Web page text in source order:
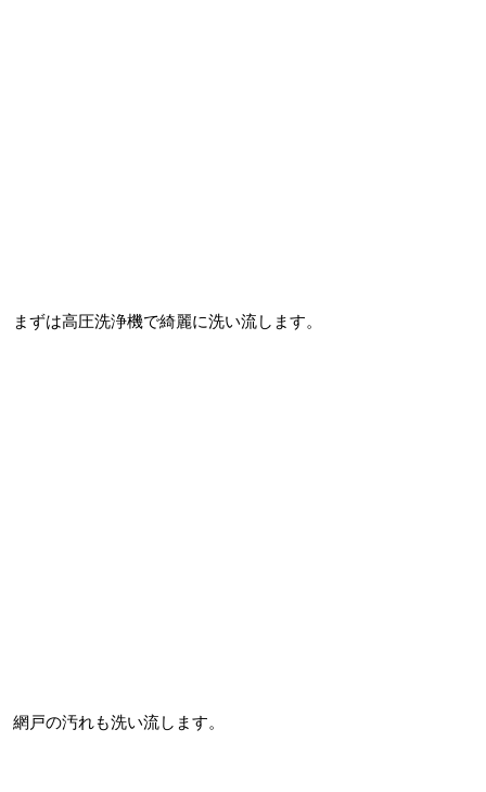
まずは高圧洗浄機で綺麗に洗い流します。
網戸の汚れも洗い流します。